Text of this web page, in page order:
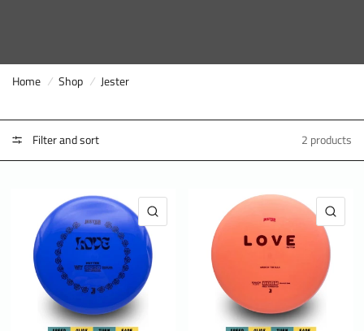
Home / Shop / Jester
Filter and sort 2 products
QUICK VIEW